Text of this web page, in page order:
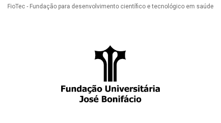
FioTec - Fundação para desenvolvimento científico e tecnológico em saúde